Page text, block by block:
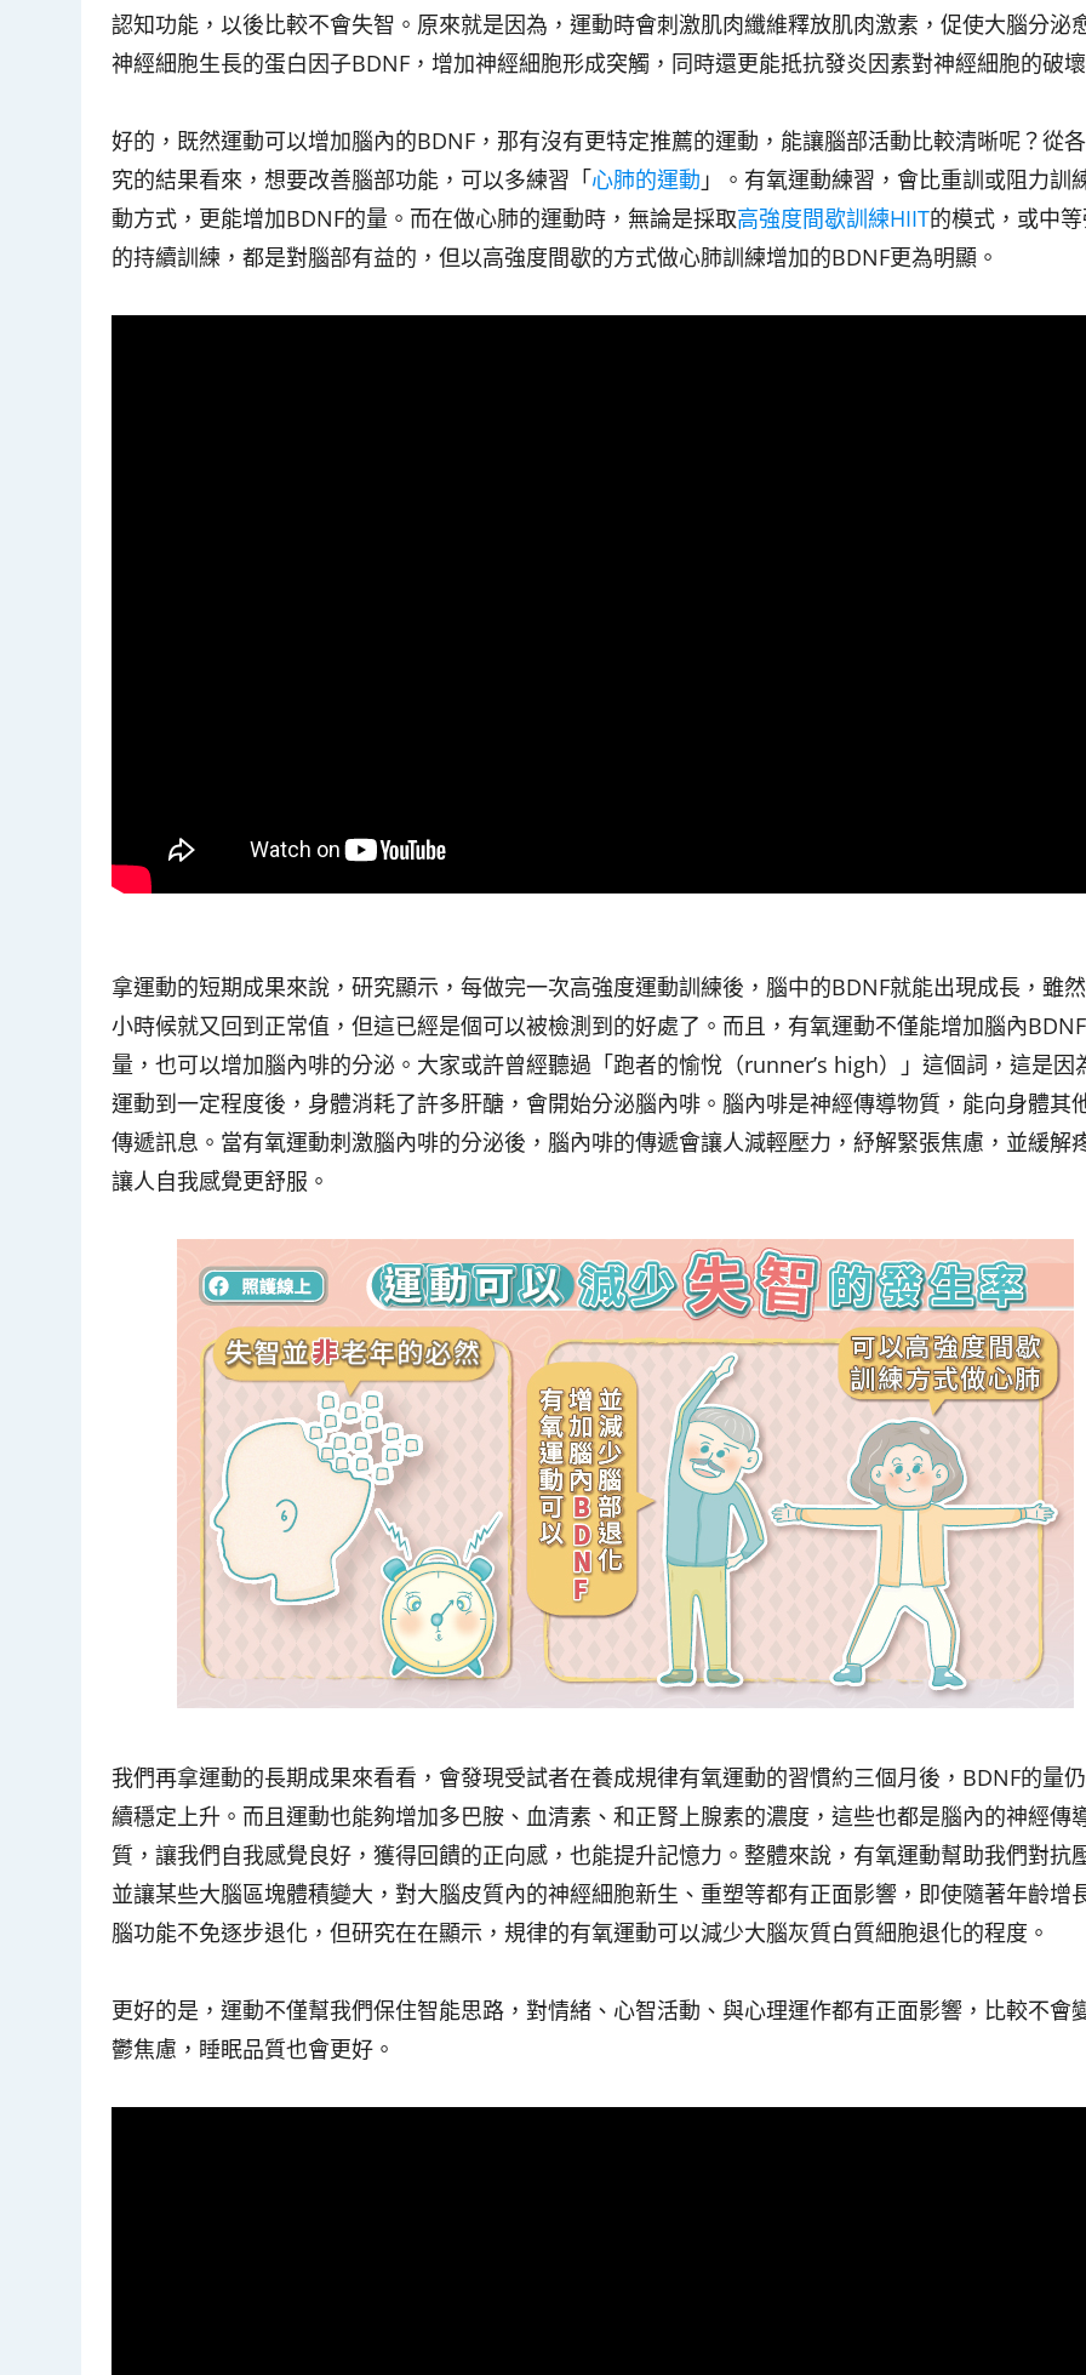
認知功能，以後比較不會失智。原來就是因為，運動時會刺激肌肉纖維釋放肌肉激素，促使大腦分泌
神經細胞生長的蛋白因子BDNF，增加神經細胞形成突觸，同時還更能抵抗發炎因素對神經細胞的破
好的，既然運動可以增加腦內的BDNF，那有沒有更特定推薦的運動，能讓腦部活動比較清晰呢？從
究的結果看來，想要改善腦部功能，可以多練習「心肺的運動 」。有氧運動練習，會比重訓或阻力訓
動方式，更能增加BDNF的量。而在做心肺的運動時，無論是採取高強度間歇訓練HIIT的模式，或中
的持續訓練，都是對腦部有益的，但以高強度間歇的方式做心肺訓練增加的BDNF更為明顯。
拿運動的短期成果來說，研究顯示，每做完一次高強度運動訓練後，腦中的BDNF就能出現成長，雖
小時候就又回到正常值，但這已經是個可以被檢測到的好處了。而且，有氧運動不僅能增加腦內
量，也可以增加腦內啡的分泌。大家或許曾經聽過「跑者的愉悅（runner’s high）」這個詞，這是因
運動到一定程度後，身體消耗了許多肝醣，會開始分泌腦內啡。腦內啡是神經傳導物質，能向身體其
傳遞訊息。當有氧運動刺激腦內啡的分泌後，腦內啡的傳遞會讓人減輕壓力，紓解緊張焦慮，並緩解
讓人自我感覺更舒服。
我們再拿運動的長期成果來看看，會發現受試者在養成規律有氧運動的習慣約三個月後，BDNF的量
續穩定上升。而且運動也能夠增加多巴胺、血清素、和正腎上腺素的濃度，這些也都是腦內的神經傳
質，讓我們自我感覺良好，獲得回饋的正向感，也能提升記憶力。整體來說，有氧運動幫助我們對抗
並讓某些大腦區塊體積變大，對大腦皮質內的神經細胞新生、重塑等都有正面影響，即使隨著年齡增
腦功能不免逐步退化，但研究在在顯示，規律的有氧運動可以減少大腦灰質白質細胞退化的程度。
更好的是，運動不僅幫我們保住智能思路，對情緒、心智活動、與心理運作都有正面影響，比較不會
鬱焦慮，睡眠品質也會更好。